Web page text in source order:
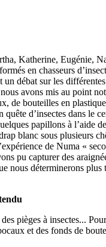
Katherine, Eugénie,
en chasseurs
débat sur les
avons mis au point
de bouteilles en
quête d’insectes dans le
papillons à l’aide
blanc sous plusieurs
de Numa «
pu capturer des
nous déterminerons plus
pièges à insectes...
et des fonds de